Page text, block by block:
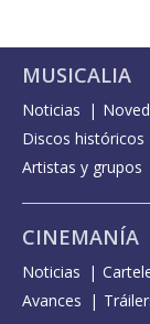
MUSICALIA
Noticias
Discos históricos
Artistas y grupos
CINEMANÍA
Noticias
Avances